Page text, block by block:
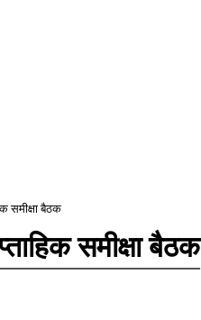
समीक्षा बैठक
समीक्षा बैठक